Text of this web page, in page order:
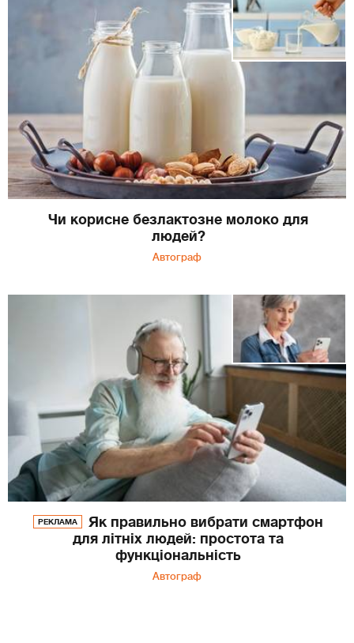
Чи корисне безлактозне молоко для
людей?
Автограф
РЕКЛАМА
Як правильно вибрати смартфон
для літніх людей: простота та
функціональність
Автограф